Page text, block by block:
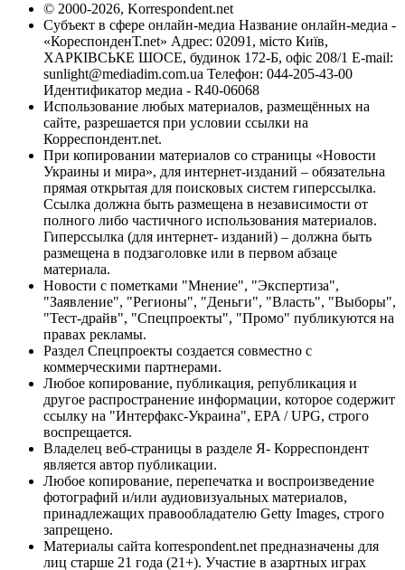
© 2000-2026, Korrespondent.net
Субъект в сфере онлайн-медиа Название онлайн-медиа -
«КореспонденТ.net» Адрес: 02091, місто Київ,
ХАРКІВСЬКЕ ШОСЕ, будинок 172-Б, офіс 208/1 E-mail:
sunlight@mediadim.com.ua Телефон: 044-205-43-00
Идентификатор медиа - R40-06068
Использование любых материалов, размещённых на
сайте, разрешается при условии ссылки на
Корреспондент.net.
При копировании материалов со страницы «Новости
Украины и мира», для интернет-изданий – обязательна
прямая открытая для поисковых систем гиперссылка.
Ссылка должна быть размещена в независимости от
полного либо частичного использования материалов.
Гиперссылка (для интернет- изданий) – должна быть
размещена в подзаголовке или в первом абзаце
материала.
Новости с пометками "Мнение", "Экспертиза",
"Заявление", "Регионы", "Деньги", "Власть", "Выборы",
"Тест-драйв", "Спецпроекты", "Промо" публикуются на
правах рекламы.
Раздел Спецпроекты создается совместно с
коммерческими партнерами.
Любое копирование, публикация, републикация и
другое распространение информации, которое содержит
ссылку на "Интерфакс-Украина", EPA / UPG, строго
воспрещается.
Владелец веб-страницы в разделе Я- Корреспондент
является автор публикации.
Любое копирование, перепечатка и воспроизведение
фотографий и/или аудиовизуальных материалов,
принадлежащих правообладателю Getty Images, строго
запрещено.
Материалы сайта korrespondent.net предназначены для
лиц старше 21 года (21+). Участие в азартных играх